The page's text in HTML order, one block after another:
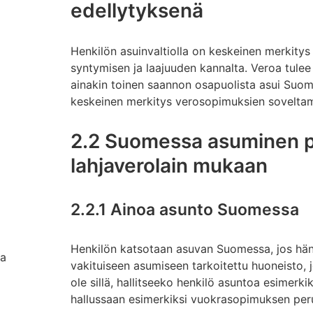
edellytyksenä
Henkilön asuinvaltiolla on keskeinen
syntymisen ja laajuuden kannalta. Veroa
ainakin toinen saannon osapuolista asui
keskeinen merkitys verosopimuksien
2.2 Suomessa asuminen
lahjaverolain mukaan
2.2.1 Ainoa asunto Suomessa
Henkilön katsotaan asuvan Suomessa, jos
vakituiseen asumiseen tarkoitettu huoneisto,
ole sillä, hallitseeko henkilö asuntoa
hallussaan esimerkiksi vuokrasopimuksen